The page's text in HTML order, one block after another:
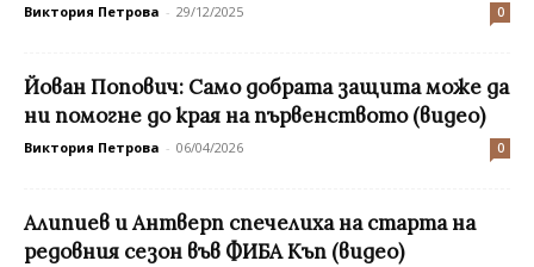
Виктория Петрова - 29/12/2025 0
Йован Попович: Само добрата защита може да
ни помогне до края на първенството (видео)
Виктория Петрова - 06/04/2026 0
Алипиев и Антверп спечелиха на старта на
редовния сезон във ФИБА Къп (видео)